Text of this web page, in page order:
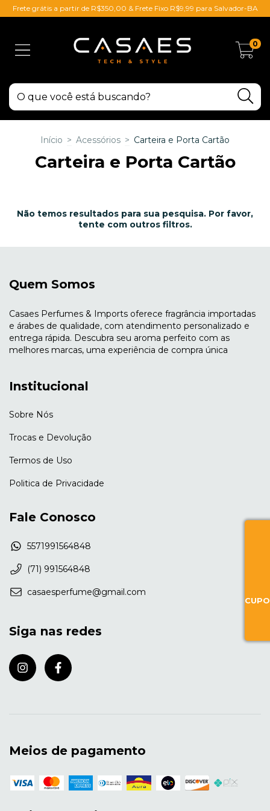
Frete grátis a partir de R$350,00 & Frete Fixo R$9,99 para Salvador-BA
0
Início > Acessórios > Carteira e Porta Cartão
Carteira e Porta Cartão
Não temos resultados para sua pesquisa. Por favor,
tente com outros filtros.
Quem Somos
Casaes Perfumes & Imports oferece fragrância importadas
e árabes de qualidade, com atendimento personalizado e
entrega rápida. Descubra seu aroma perfeito com as
melhores marcas, uma experiência de compra única
Institucional
Sobre Nós
Trocas e Devolução
Termos de Uso
Politica de Privacidade
Fale Conosco
5571991564848
(71) 991564848
casaesperfume@gmail.com
Siga nas redes
Meios de pagamento